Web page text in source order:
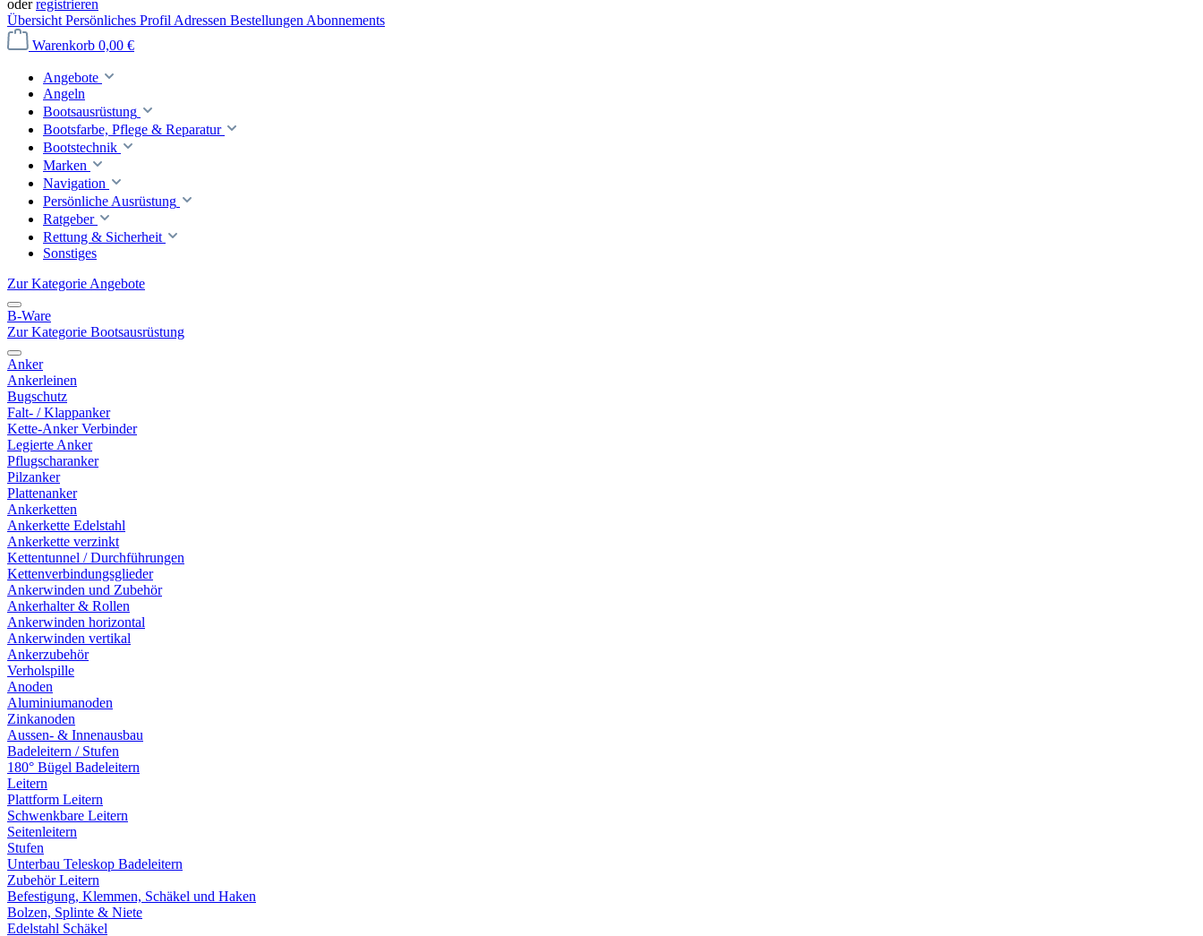
oderregistrieren
Übersicht Persönliches Profil Adressen Bestellungen Abonnements
Warenkorb 0,00 €
Angebote
Angeln
Bootsausrüstung
Bootsfarbe, Pflege & Reparatur
Bootstechnik
Marken
Navigation
Persönliche Ausrüstung
Ratgeber
Rettung & Sicherheit
Sonstiges
Zur Kategorie Angebote
B-Ware
Zur Kategorie Bootsausrüstung
Anker
Ankerleinen
Bugschutz
Falt- / Klappanker
Kette-Anker Verbinder
Legierte Anker
Pflugscharanker
Pilzanker
Plattenanker
Ankerketten
Ankerkette Edelstahl
Ankerkette verzinkt
Kettentunnel / Durchführungen
Kettenverbindungsglieder
Ankerwinden und Zubehör
Ankerhalter & Rollen
Ankerwinden horizontal
Ankerwinden vertikal
Ankerzubehör
Verholspille
Anoden
Aluminiumanoden
Zinkanoden
Aussen- & Innenausbau
Badeleitern / Stufen
180° Bügel Badeleitern
Leitern
Plattform Leitern
Schwenkbare Leitern
Seitenleitern
Stufen
Unterbau Teleskop Badeleitern
Zubehör Leitern
Befestigung, Klemmen, Schäkel und Haken
Bolzen, Splinte & Niete
Edelstahl Schäkel